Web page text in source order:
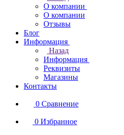
О компании
О компании
Отзывы
Блог
Информация
Назад
Информация
Реквизиты
Магазины
Контакты
0 Сравнение
0 Избранное